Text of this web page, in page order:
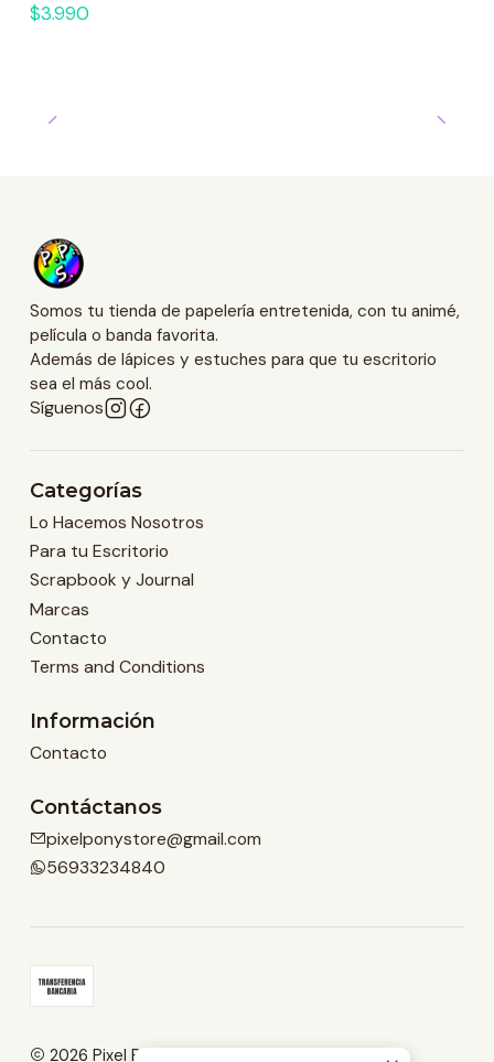
$3.990
Somos tu tienda de papelería entretenida, con tu animé,
película o banda favorita.
Además de lápices y estuches para que tu escritorio
sea el más cool.
Síguenos
Categorías
Lo Hacemos Nosotros
Para tu Escritorio
Scrapbook y Journal
Marcas
Contacto
Terms and Conditions
Información
Contacto
Contáctanos
pixelponystore@gmail.com
56933234840
2026 Pixel Pony Store.